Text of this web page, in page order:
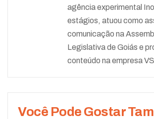
agência experimental
estágios, atuou como
comunicação na
Legislativa de Goiás e
conteúdo na empresa
Você Pode Gostar